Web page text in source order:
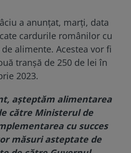
a anunțat, marți, data
cardurile românilor cu
alimente. Acestea vor fi
tranșă de 250 de lei în
2023.
așteptăm alimentarea
către Ministerul de
cu succes
măsuri asteptate de